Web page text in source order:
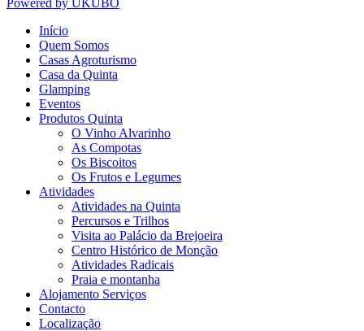
Início
Quem Somos
Casas Agroturismo
Casa da Quinta
Glamping
Eventos
Produtos Quinta
O Vinho Alvarinho
As Compotas
Os Biscoitos
Os Frutos e Legumes
Atividades
Atividades na Quinta
Percursos e Trilhos
Visita ao Palácio da Brejoeira
Centro Histórico de Monção
Atividades Radicais
Praia e montanha
Alojamento Serviços
Contacto
Localização